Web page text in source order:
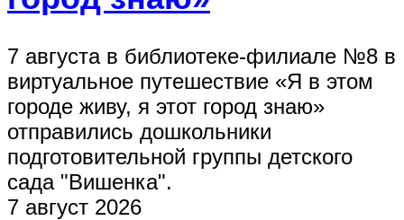
7 августа в библиотеке-филиале №8 в
виртуальное путешествие «Я в этом
городе живу, я этот город знаю»
отправились дошкольники
подготовительной группы детского
сада "Вишенка".
7 август 2026